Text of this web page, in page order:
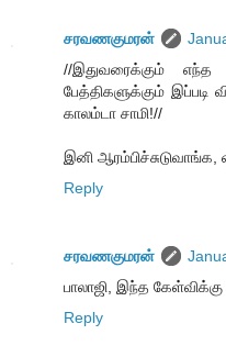
சரவணகுமரன்
//இதுவரைக்கும் எந்த
பேத்திகளுக்கும்
காலம்டா சாமி!//
இனி ஆரம்பிச்சுடுவாங்க,
Reply
சரவணகுமரன்
பாலாஜி, இந்த
Reply